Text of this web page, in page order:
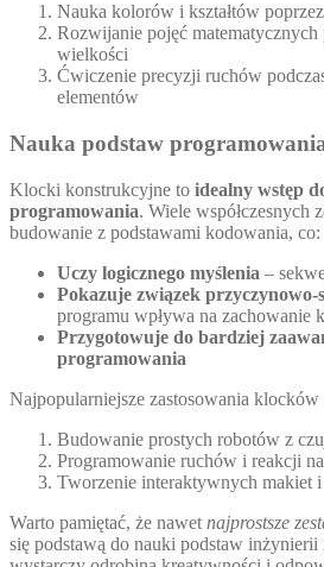
Nauka kolorów i kształtów
Rozwijanie pojęć
wielkości
Ćwiczenie precyzji ruchów
elementów
Nauka podstaw
Klocki konstrukcyjne to idealny wstęp
programowania. Wiele współczesnych
budowanie z podstawami kodowania, co:
Uczy logicznego myślenia –
Pokazuje związek
programu wpływa na zachowanie
Przygotowuje do bardziej
programowania
Najpopularniejsze zastosowania
Budowanie prostych robotów z
Programowanie ruchów i reakcji
Tworzenie interaktywnych makiet
Warto pamiętać, że nawet najprostsze
się podstawą do nauki podstaw